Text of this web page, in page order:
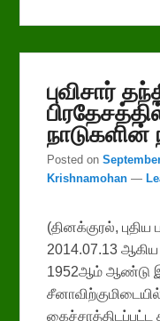
புவிசார்
நாடுகளின்
Posted on
Krishnamohan —
(தினக்குரல்,
2014.07.13 ஆகிய
1952ஆம் ஆண்டு
கைச்சாத்திடப்பட்ட